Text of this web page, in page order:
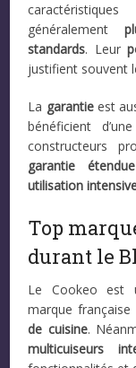
généralement
standards. Leur
justifient souvent
La garantieest
bénéficient d’une
constructeurs
garantie étendue
utilisation
Top
durant le
Le Cookeo est
marque
de cuisine.
multicuiseurs